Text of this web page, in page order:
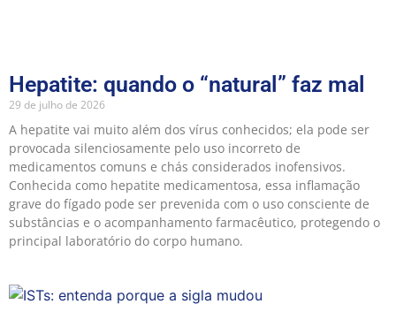
Hepatite: quando o “natural” faz mal
29 de julho de 2026
A hepatite vai muito além dos vírus conhecidos; ela pode ser
provocada silenciosamente pelo uso incorreto de
medicamentos comuns e chás considerados inofensivos.
Conhecida como hepatite medicamentosa, essa inflamação
grave do fígado pode ser prevenida com o uso consciente de
substâncias e o acompanhamento farmacêutico, protegendo o
principal laboratório do corpo humano.